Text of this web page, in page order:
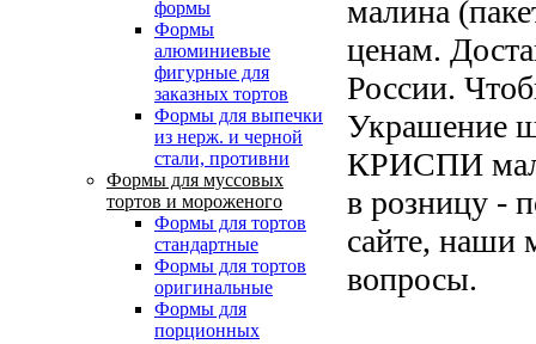
формы
Формы
алюминиевые
фигурные для
заказных тортов
Формы для выпечки
из нерж. и черной
стали, противни
Формы для муссовых
тортов и мороженого
Формы для тортов
стандартные
Формы для тортов
оригинальные
Формы для
порционных
малина
ценам.
России.
Украшение
КРИСПИ
в розницу -
сайте, наши
вопросы.